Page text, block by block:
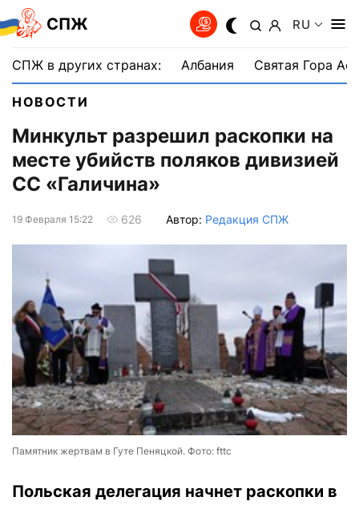
СПЖ RU
СПЖ в других странах: Албания Святая Гора
НОВОСТИ
Минкульт разрешил раскопки на
месте убийств поляков дивизией
СС «Галичина»
19 Февраля 15:22 626 Автор: Редакция СПЖ
Памятник жертвам в Гуте Пеняцкой. Фото: fttc
Польская делегация начнет раскопки в